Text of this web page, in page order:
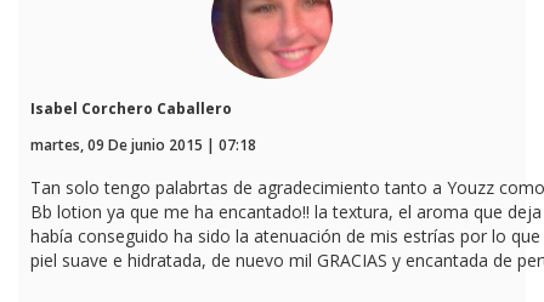
Isabel Corchero Caballero
martes, 09 De junio 2015 | 07:18
Tan solo tengo palabrtas de agradecimiento tanto a Youzz
Bb lotion ya que me ha encantado!! la textura, el aroma que
había conseguido ha sido la atenuación de mis estrías por lo
piel suave e hidratada, de nuevo mil GRACIAS y encantada de